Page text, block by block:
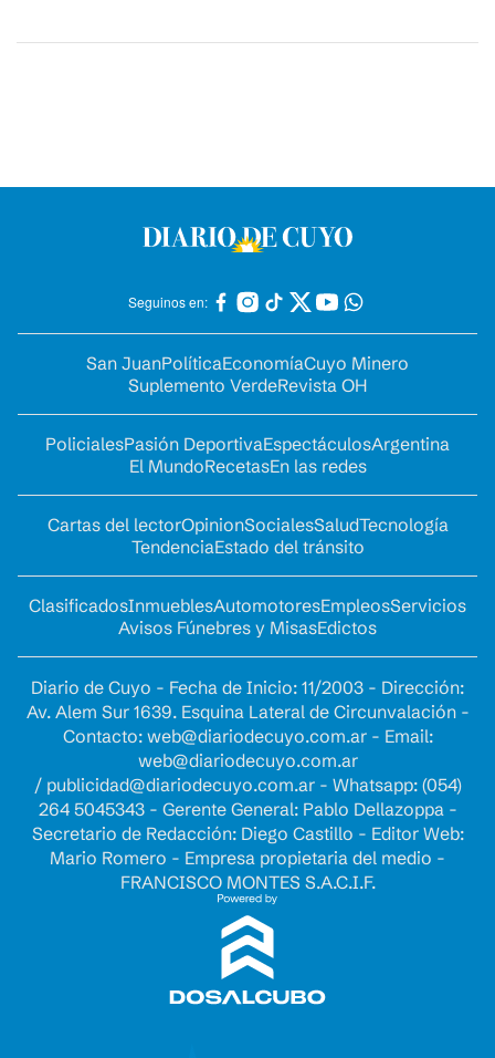
Seguinos en:
San JuanPolíticaEconomíaCuyo Minero
Suplemento VerdeRevista OH
PolicialesPasión DeportivaEspectáculosArgentina
El MundoRecetasEn las redes
Cartas del lectorOpinionSocialesSaludTecnología
TendenciaEstado del tránsito
ClasificadosInmueblesAutomotoresEmpleosServicios
Avisos Fúnebres y MisasEdictos
Diario de Cuyo - Fecha de Inicio: 11/2003 - Dirección:
Av. Alem Sur 1639. Esquina Lateral de Circunvalación -
Contacto: web@diariodecuyo.com.ar- Email:
web@diariodecuyo.com.ar
/ publicidad@diariodecuyo.com.ar- Whatsapp: (054)
264 5045343 - Gerente General: Pablo Dellazoppa -
Secretario de Redacción: Diego Castillo - Editor Web:
Mario Romero - Empresa propietaria del medio -
FRANCISCO MONTES S.A.C.I.F.